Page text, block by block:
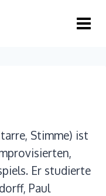
Stimme) ist
Er studierte
Paul